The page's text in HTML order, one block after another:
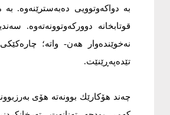
تێدەپەڕێنێت.
چەند هۆکارێك بوونەتە هۆی